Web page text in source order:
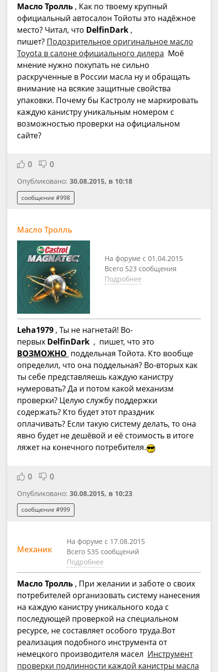
Масло Тролль , Как по твоему крупный
официальный автосалон Тойоты это надёжное
место? Читал, что DelfinDark ,
пишет? Подозрительное оригинальное масло
Toyota в салоне официального дилера Моё
мнение нужно покупать не сильно
раскрученные в России масла ну и обращать
внимание на всякие защитные свойства
упаковки. Почему бы Кастролу не маркировать
каждую канистру уникальным номером с
возможностью проверки на официальном
сайте?
0 0
Опубликовано: 30.08.2015, в 10:18
сообщение #998
Масло Тролль
На форуме с 01.04.2015
Всего 523 сообщения
Подробнее
Leha1979 , Ты не нагнетай! Во-
первых DelfinDark , пишет, что это
ВОЗМОЖНО поддельная Тойота. Кто вообще
определил, что она поддельная? Во-вторых как
ты себе представляешь каждую канистру
нумеровать? Да и потом какой механизм
проверки? Целую службу поддержки
содержать? Кто будет этот праздник
оплачивать? Если такую систему делать, то она
явно будет не дешёвой и её стоимость в итоге
ляжет на конечного потребителя.
0 0
Опубликовано: 30.08.2015, в 10:23
сообщение #999
Механик
На форуме с 17.08.2015
Всего 535 сообщений
Подробнее
Масло Тролль , При желании и заботе о своих
потребителей организовать систему нанесения
на каждую канистру уникального кода с
последующей проверкой на специальном
ресурсе, не составляет особого труда.Вот
реализация подобного инструмента от
немецкого производителя масел Инструмент
проверки подлинности каждой канистры масла